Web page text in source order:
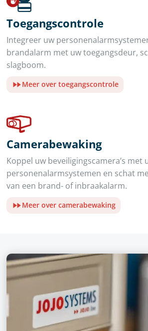
Toegangscontrole
Integreer uw
brandalarm met uw toegangsdeur,
slagboom.
Meer over toegangscontrole
Camerabewaking
Koppel uw beveiligingscamera’s met
personenalarmsystemen en schat
van een brand- of inbraakalarm.
Meer over camerabewaking